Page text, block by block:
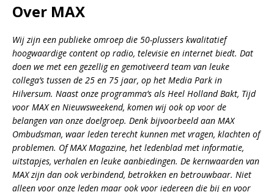
Over MAX
Wij zijn een publieke omroep die 50-plussers kwalitatief
hoogwaardige content op radio, televisie en internet biedt. Dat
doen we met een gezellig en gemotiveerd team van leuke
collega’s tussen de 25 en 75 jaar, op het Media Park in
Hilversum. Naast onze programma’s als Heel Holland Bakt, Tijd
voor MAX en Nieuwsweekend, komen wij ook op voor de
belangen van onze doelgroep. Denk bijvoorbeeld aan MAX
Ombudsman, waar leden terecht kunnen met vragen, klachten of
problemen. Of MAX Magazine, het ledenblad met informatie,
uitstapjes, verhalen en leuke aanbiedingen. De kernwaarden van
MAX zijn dan ook verbindend, betrokken en betrouwbaar. Niet
alleen voor onze leden maar ook voor iedereen die bij en voor